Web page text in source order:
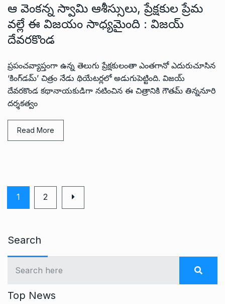
ఆ వెంకన్న స్వామి ఆశీస్సులు, ప్రేక్షకుల ప్రేమ
వల్లే ఈ విజయం సాధ్యమైంది : విజయ్
దేవరకొండ
ప్రపంచవ్యాప్తంగా ఉన్న తెలుగు ప్రేక్షకులంతా ఎంతగానో ఎదురుచూసిన
‘కింగ్‌డమ్’ చిత్రం నేడు థియేటర్లలో అడుగుపెట్టింది. విజయ్
దేవరకొండ కథానాయకుడిగా నటించిన ఈ చిత్రానికి గౌతమ్ తిన్ననూరి
దర్శకత్వం
Read More
1 2
Search
Top News